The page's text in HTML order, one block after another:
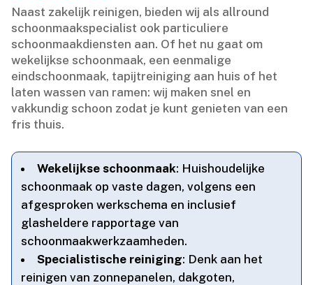
Naast zakelijk reinigen, bieden wij als allround
schoonmaakspecialist ook particuliere
schoonmaakdiensten aan.​ Of het nu gaat om
wekelijkse schoonmaak, een eenmalige
eindschoonmaak, tapijtreiniging aan huis of het
laten wassen van ramen: wij maken snel en
vakkundig schoon zodat je kunt genieten van een
fris thuis.​
Wekelijkse schoonmaak: Huishoudelijke
schoonmaak op vaste dagen, volgens een
afgesproken werkschema en inclusief
glasheldere rapportage van
schoonmaakwerkzaamheden.​
Specialistische reiniging: Denk aan het
reinigen van zonnepanelen, dakgoten,